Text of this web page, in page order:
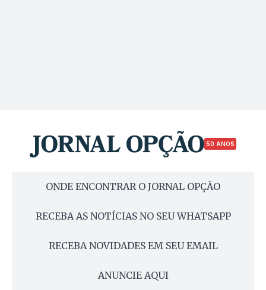
50 ANOS
ONDE ENCONTRAR O JORNAL OPÇÃO
RECEBA AS NOTÍCIAS NO SEU WHATSAPP
RECEBA NOVIDADES EM SEU EMAIL
ANUNCIE AQUI